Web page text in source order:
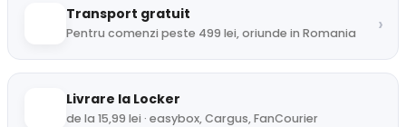
Transport gratuit
Pentru comenzi peste 499 lei, oriunde in Romania ›
Livrare la Locker
de la 15,99 lei · easybox, Cargus, FanCourier